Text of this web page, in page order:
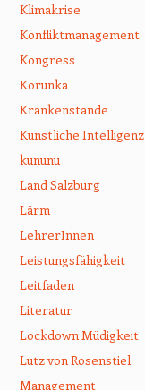
Klimakrise
Konfliktmanagement
Kongress
Korunka
Krankenstände
Künstliche Intelligenz
kununu
Land Salzburg
Lärm
LehrerInnen
Leistungsfähigkeit
Leitfaden
Literatur
Lockdown Müdigkeit
Lutz von Rosenstiel
Management